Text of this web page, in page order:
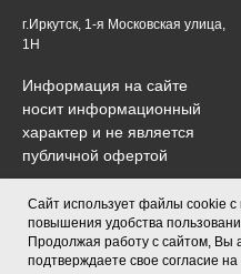
г.Иркутск, 1-я Московская улица,
1Н
Информация на сайте
носит информационный
характер и не является
публичной офертой
График работы
в будни 09:00-18:00
сб., вс., праздничные дни-
Сайт использует файлы cookie с
повышения удобства
Продолжая работу с сайтом, Вы
подтверждаете свое согласие на